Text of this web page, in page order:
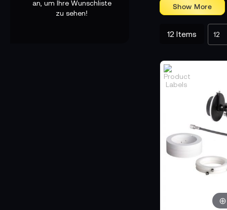
Kameramann
dramaturgisch
Zahnkränze
Die Zahnringe
Die
Kameramann
Präzise
Follow Focus
Rigs, Gimbal
Objektiven zu
Anpassungen
Ein Follow
12 Items
an, um Ihre Wunschliste
zu sehen!